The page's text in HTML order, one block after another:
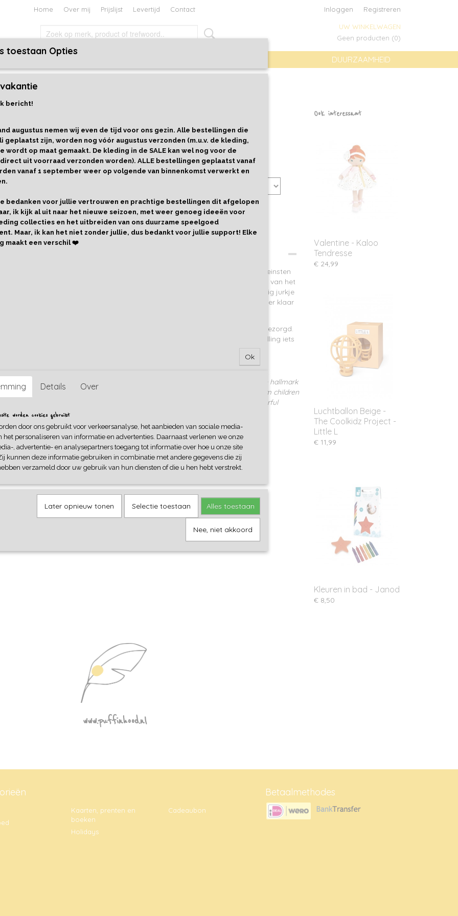
Home Over mij Prijslijst Levertijd Contact Inloggen Registreren
UW WINKELWAGEN
Geen producten (0)
DUURZAAMHEID
EN BOEKEN
€ 24,99
Levertijd 1-3 werkdagen
Cadeaupapier Aantal
IN WINKELWAGEN
Dit is Manon, een heerlijk zacht popje van 25 cm, geschikt voor de allerkleinsten
vanaf 0 jaar t/m elke leeftijd van de poppenvader of -moeder. De pop is van het
Franse merk Kaloo. Manon is een bohemian meisje. Ze heeft een dromerig jurkje
met sterren. Ze heeft perzikkleurige laarzen passend bij haar hoed. Ze is er klaar
worden bezorgd.
Bestel je er handgemaakte kleding uit de webshop bij, dan kan de bestelling iets
The Tendresse collection joined the Kaloo family in 2017. Soft materials, the hallmark
of the brand, have been selected for baby, from birth. These dolls will charm children
thanks to their pretty details: a pretty ribbon around the neck, pretty, colourful
dresses, chunky legs easy to grasp.
Ook interessant
Valentine - Kaloo
Tendresse
€ 24,99
Luchtballon Beige -
The Coolkidz Project -
Little L
€ 11,99
Kleuren in bad - Janod
€ 8,50
www.puffinhood.nl
Kaarten, prenten en
boeken
Holidays
Cadeaubon
Betaalmethodes
toestaan Opties
bericht!
augustus nemen wij even de tijd voor ons gezin. Alle bestellingen die
geplaatst zijn, worden nog vóór augustus verzonden (m.u.v. de kleding,
wordt op maat gemaakt. De kleding in de SALE kan wel nog voor de
uit voorraad verzonden worden). ALLE bestellingen geplaatst vanaf
vanaf 1 september weer op volgende van binnenkomst verwerkt en
bedanken voor jullie vertrouwen en prachtige bestellingen dit afgelopen
ik kijk al uit naar het nieuwe seizoen, met weer genoeg ideeën voor
collecties en het uitbreiden van ons duurzame speelgoed
Maar, ik kan het niet zonder jullie, dus bedankt voor jullie support! Elke
maakt een verschil ❤️
Ok
Details Over
worden cookies gebruikt
door ons gebruikt voor verkeersanalyse, het aanbieden van sociale media-
het personaliseren van informatie en advertenties. Daarnaast verlenen we onze
, advertentie- en analysepartners toegang tot informatie over hoe u onze site
kunnen deze informatie gebruiken in combinatie met andere gegevens die zij
verzameld door uw gebruik van hun diensten of die u hen hebt verstrekt.
Later opnieuw tonen Selectie toestaan Alles toestaan
Nee, niet akkoord